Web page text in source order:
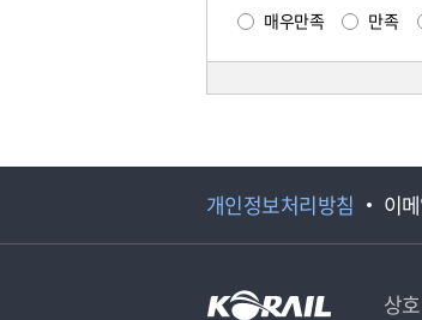
매우만족 만족
개인정보처리방침 이
상